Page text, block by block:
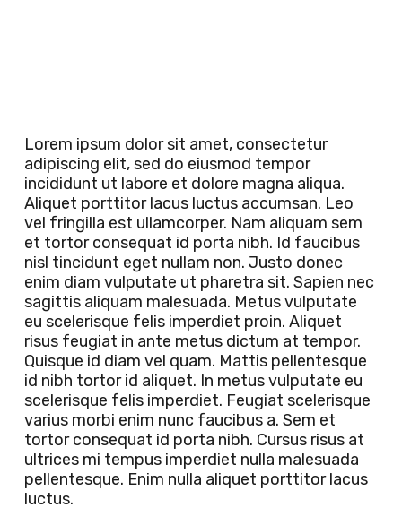
Lorem ipsum dolor sit amet, consectetur
adipiscing elit, sed do eiusmod tempor
incididunt ut labore et dolore magna aliqua.
Aliquet porttitor lacus luctus accumsan. Leo
vel fringilla est ullamcorper. Nam aliquam sem
et tortor consequat id porta nibh. Id faucibus
nisl tincidunt eget nullam non. Justo donec
enim diam vulputate ut pharetra sit. Sapien nec
sagittis aliquam malesuada. Metus vulputate
eu scelerisque felis imperdiet proin. Aliquet
risus feugiat in ante metus dictum at tempor.
Quisque id diam vel quam. Mattis pellentesque
id nibh tortor id aliquet. In metus vulputate eu
scelerisque felis imperdiet. Feugiat scelerisque
varius morbi enim nunc faucibus a. Sem et
tortor consequat id porta nibh. Cursus risus at
ultrices mi tempus imperdiet nulla malesuada
pellentesque. Enim nulla aliquet porttitor lacus
luctus.